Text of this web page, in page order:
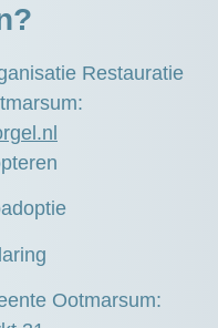
Restauratie
Ootmarsum: